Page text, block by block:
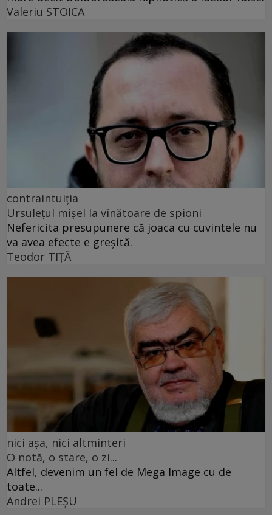
Valeriu STOICA
contraintuiția
Ursulețul mișel la vînătoare de spioni
Nefericita presupunere că joaca cu cuvintele nu
va avea efecte e greșită.
Teodor TIŢĂ
nici așa, nici altminteri
O notă, o stare, o zi...
Altfel, devenim un fel de Mega Image cu de
toate...
Andrei PLEŞU